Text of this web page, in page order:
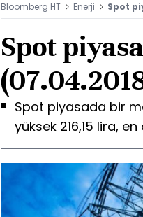
Bloomberg HT Enerji Spot
Spot
Spot piyasada bir
yüksek 216,15 lira,